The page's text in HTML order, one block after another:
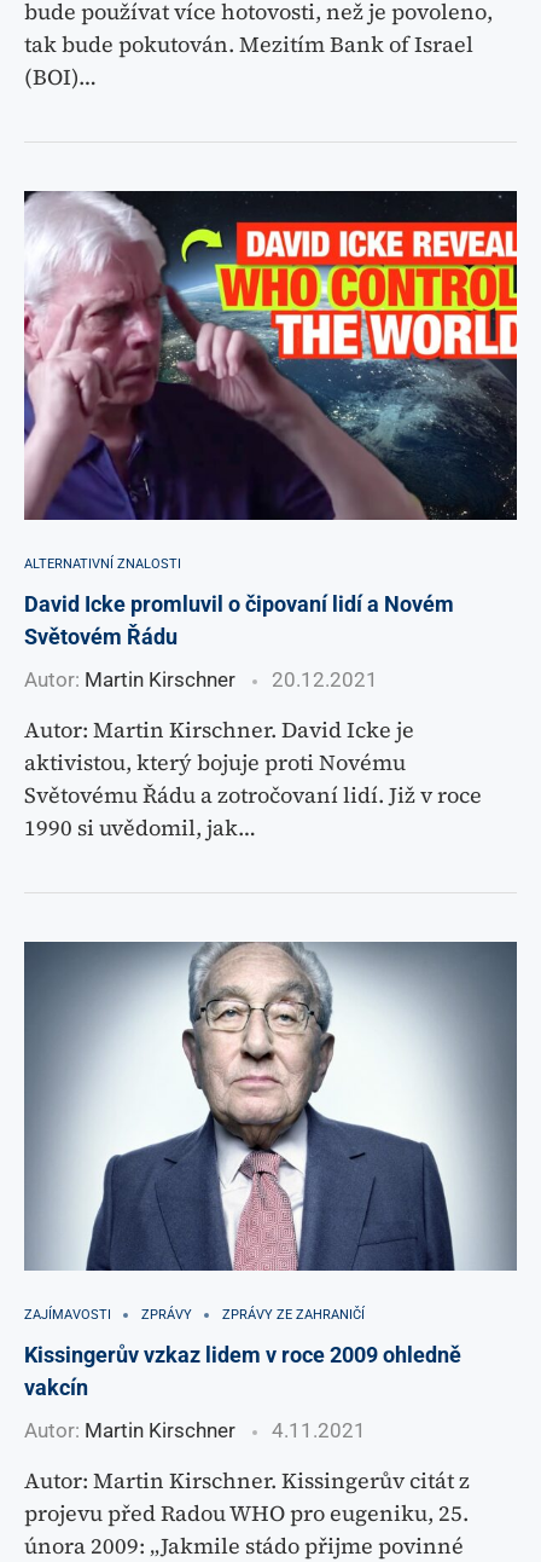
bude používat více hotovosti, než je povoleno,
tak bude pokutován. Mezitím Bank of Israel
(BOI)…
ALTERNATIVNÍ ZNALOSTI
David Icke promluvil o čipovaní lidí a Novém
Světovém Řádu
Autor: Martin Kirschner 20.12.2021
Autor: Martin Kirschner. David Icke je
aktivistou, který bojuje proti Novému
Světovému Řádu a zotročovaní lidí. Již v roce
1990 si uvědomil, jak…
ZAJÍMAVOSTI ZPRÁVY ZPRÁVY ZE ZAHRANIČÍ
Kissingerův vzkaz lidem v roce 2009 ohledně
vakcín
Autor: Martin Kirschner 4.11.2021
Autor: Martin Kirschner. Kissingerův citát z
projevu před Radou WHO pro eugeniku, 25.
února 2009: „Jakmile stádo přijme povinné